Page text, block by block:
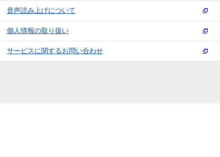
音声読み上げについて
個人情報の取り扱い
サービスに関するお問い合わせ